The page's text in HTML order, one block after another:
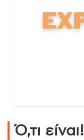
Ό,τι είναι!